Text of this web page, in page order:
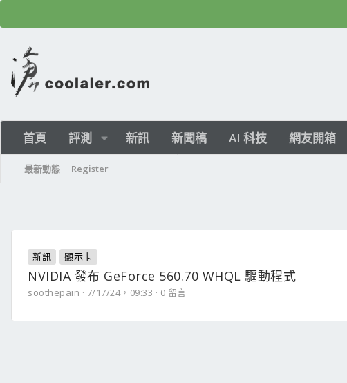
首頁 評測 新訊 新聞稿 AI 科技 網友開箱
最新動態 Register
新訊 顯示卡
NVIDIA 發布 GeForce 560.70 WHQL 驅動程式
soothepain 7/17/24，09:33 0 留言